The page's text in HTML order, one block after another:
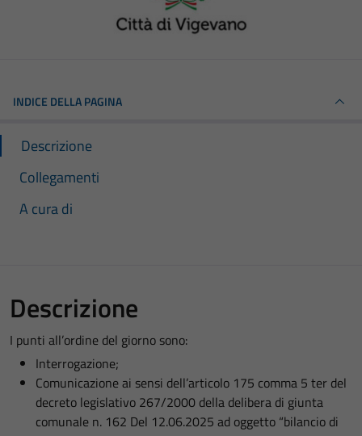
INDICE DELLA PAGINA
Descrizione
Collegamenti
A cura di
Descrizione
I punti all’ordine del giorno sono:
Interrogazione;
Comunicazione ai sensi dell’articolo 175 comma 5 ter del
decreto legislativo 267/2000 della delibera di giunta
comunale n. 162 Del 12.06.2025 ad oggetto “bilancio di